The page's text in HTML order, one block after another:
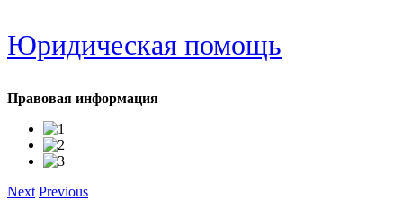
Юридическая помощь
Правовая информация
Next Previous